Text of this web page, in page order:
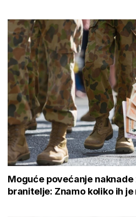
Moguće povećanje naknade
branitelje: Znamo koliko ih je